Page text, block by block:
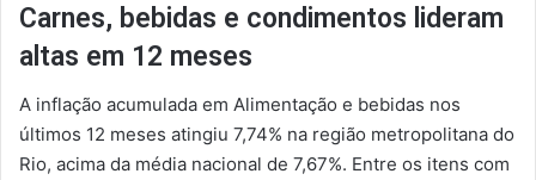
Carnes, bebidas e condimentos lideram
altas em 12 meses
A inflação acumulada em Alimentação e bebidas nos
últimos 12 meses atingiu 7,74% na região metropolitana do
Rio, acima da média nacional de 7,67%. Entre os itens com